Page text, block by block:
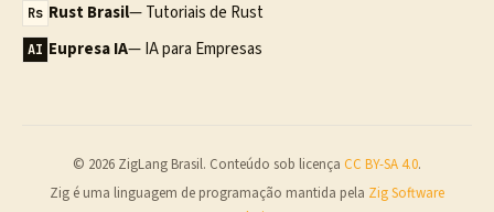
Rs Rust Brasil— Tutoriais de Rust
AI Eupresa IA— IA para Empresas
© 2026 ZigLang Brasil. Conteúdo sob licença CC BY-SA 4.0.
Zig é uma linguagem de programação mantida pela Zig Software